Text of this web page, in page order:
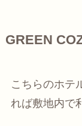
GREEN
こちらのホテ
れば敷地内で